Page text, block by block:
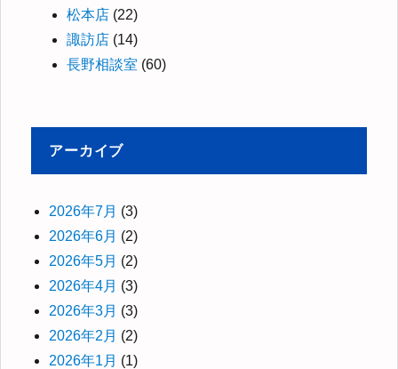
松本店 (22)
諏訪店 (14)
長野相談室 (60)
アーカイブ
2026年7月 (3)
2026年6月 (2)
2026年5月 (2)
2026年4月 (3)
2026年3月 (3)
2026年2月 (2)
2026年1月 (1)